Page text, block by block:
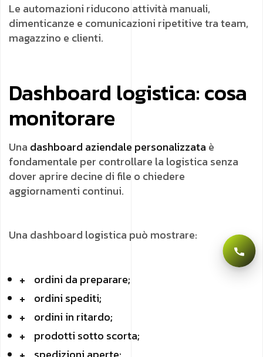
Le automazioni riducono attività manuali,
dimenticanze e comunicazioni ripetitive tra team,
magazzino e clienti.
Dashboard logistica: cosa
monitorare
Una dashboard aziendale personalizzata è
fondamentale per controllare la logistica senza
dover aprire decine di file o chiedere
aggiornamenti continui.
Una dashboard logistica può mostrare:
ordini da preparare;
ordini spediti;
ordini in ritardo;
prodotti sotto scorta;